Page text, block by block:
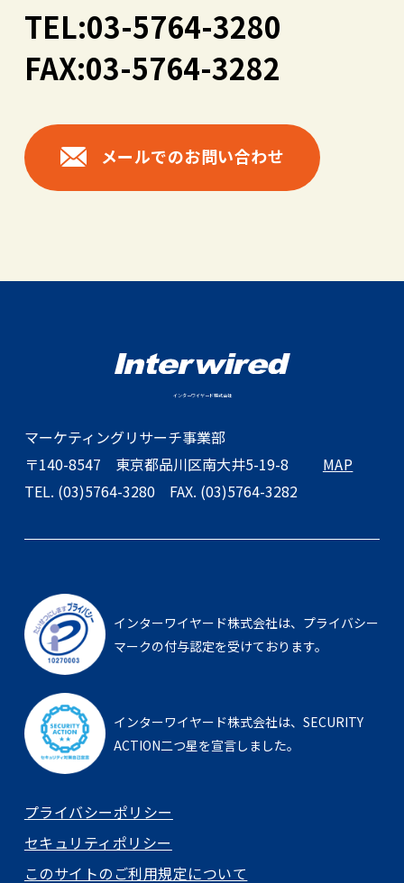
TEL:03-5764-3280
FAX:03-5764-3282
メールでのお問い合わせ
インターワイヤード株式会社
マーケティングリサーチ事業部
〒140-8547 東京都品川区南大井5-19-8
MAP
TEL. (03)5764-3280 FAX. (03)5764-3282
インターワイヤード株式会社は、 プライバシー
マークの付与認定を受けております。
インターワイヤード株式会社は、 SECURITY
ACTION二つ星を宣言しました。
プライバシーポリシー
セキュリティポリシー
このサイトのご利用規定について